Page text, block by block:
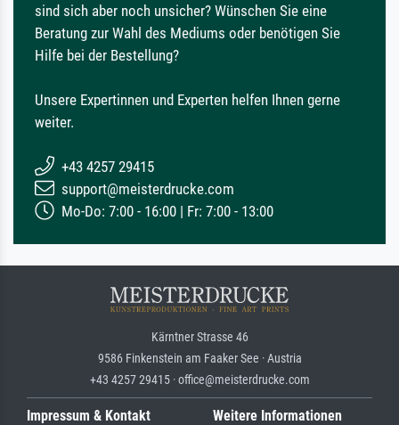
sind sich aber noch unsicher? Wünschen Sie eine
Beratung zur Wahl des Mediums oder benötigen Sie
Hilfe bei der Bestellung?
Unsere Expertinnen und Experten helfen Ihnen gerne
weiter.
+43 4257 29415
support@meisterdrucke.com
Mo-Do: 7:00 - 16:00 | Fr: 7:00 - 13:00
Kärntner Strasse 46
9586 Finkenstein am Faaker See · Austria
+43 4257 29415 · office@meisterdrucke.com
Impressum & Kontakt Weitere Informationen